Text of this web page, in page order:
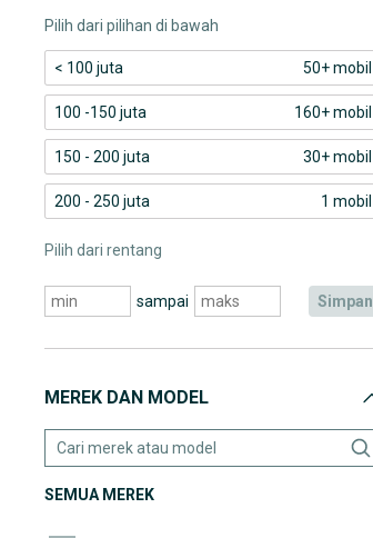
Pilih dari pilihan di bawah
< 100 juta 50+ mobil
100 -150 juta 160+ mobil
150 - 200 juta 30+ mobil
200 - 250 juta 1 mobil
Pilih dari rentang
sampai simpan
MEREK DAN MODEL
SEMUA MEREK